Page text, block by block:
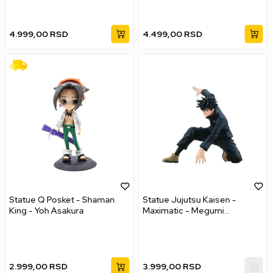
4.999,00 RSD 4.499,00 RSD
Statue Q Posket - Shaman
King - Yoh Asakura
2.999,00 RSD
Statue Jujutsu Kaisen -
Maximatic - Megumi
3.999,00 RSD